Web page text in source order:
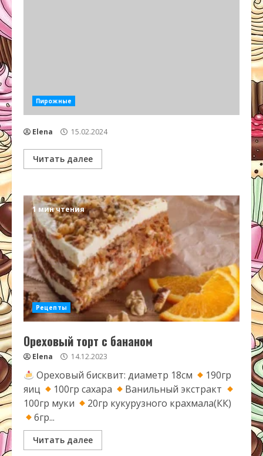
Пирожные
Elena 15.02.2024
Читать далее
1 мин чтения
Рецепты
Ореховый торт с бананом
Elena 14.12.2023
Ореховый бисквит: диаметр 18см
190гр
яиц
100гр сахара
Ванильный экстракт
100гр муки
20гр кукурузного крахмала(КК)
6гр...
Читать далее